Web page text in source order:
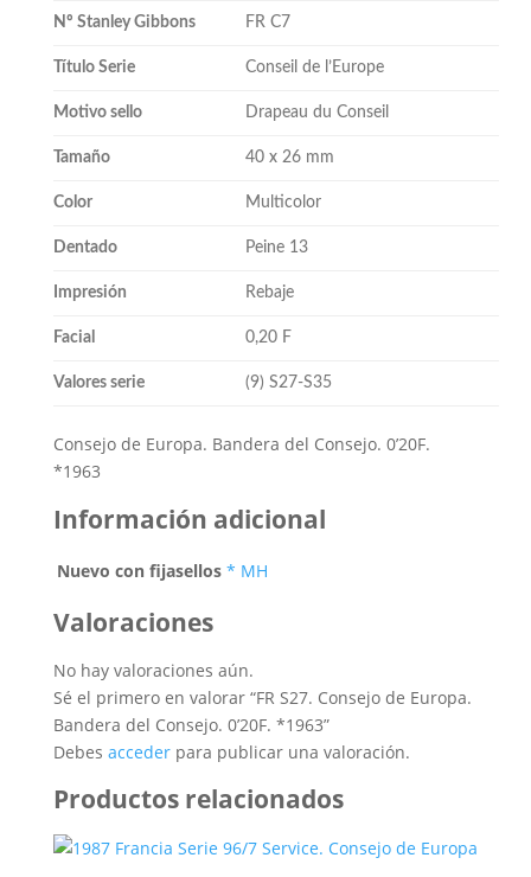
Nº Stanley Gibbons FR C7
Título Serie Conseil de l’Europe
Motivo sello Drapeau du Conseil
Tamaño 40 x 26 mm
Color Multicolor
Dentado Peine 13
Impresión Rebaje
Facial 0,20 F
Valores serie (9) S27-S35
Consejo de Europa. Bandera del Consejo. 0’20F.
*1963
Información adicional
Nuevo con fijasellos * MH
Valoraciones
No hay valoraciones aún.
Sé el primero en valorar “FR S27. Consejo de Europa.
Bandera del Consejo. 0’20F. *1963”
Debes accederpara publicar una valoración.
Productos relacionados